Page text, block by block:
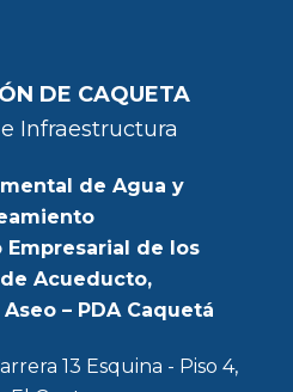
DE CAQUETA
Infraestructura
de Agua y
Empresarial de los
Acueducto,
– PDA Caquetá
13 Esquina - Piso 4,